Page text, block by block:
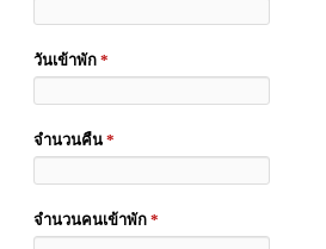
วันเข้าพัก *
จำนวนคืน *
จำนวนคนเข้าพัก *